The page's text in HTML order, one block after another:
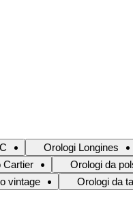
Orologi Longines
Cartier Orologi da
vintage Orologi da